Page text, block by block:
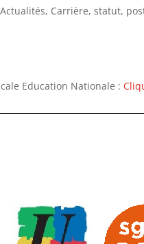
Actualités, Carrière, statut,
Education Nationale :